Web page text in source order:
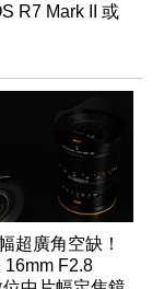
R7 Mark II 或
超廣角空缺！
16mm F2.8